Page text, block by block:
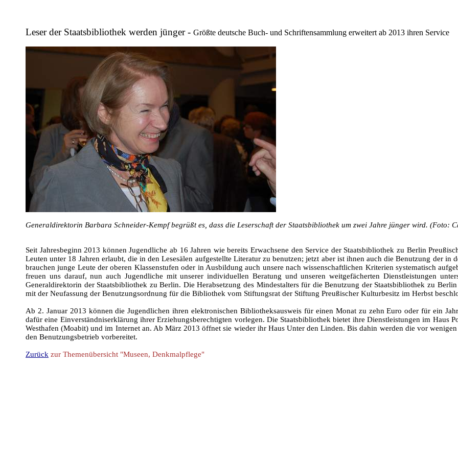
Leser der Staatsbibliothek werden jünger - Größte deutsche Buch- und Schriftensammlung erweitert ab 2013 ihren Service
Generaldirektorin Barbara Schneider-Kempf begrüßt es, dass die Leserschaft der Staatsbibliothek um zwei Jahre jünger wird. (Foto:
Seit Jahresbeginn 2013 können Jugendliche ab 16 Jahren wie bereits Erwachsene den Service der Staatsbibliothek zu Berlin
Leuten unter 18 Jahren erlaubt, die in den Lesesälen aufgestellte Literatur zu benutzen; jetzt aber ist ihnen auch die Benutzung der
brauchen junge Leute der oberen Klassenstufen oder in Ausbildung auch unsere nach wissenschaftlichen Kriterien systematisch
freuen uns darauf, nun auch Jugendliche mit unserer individuellen Beratung und unseren weitgefächerten Dienstleistungen
Generaldirektorin der Staatsbibliothek zu Berlin. Die Herabsetzung des Mindestalters für die Benutzung der Staatsbibliothek zu
mit der Neufassung der Benutzungsordnung für die Bibliothek vom Stiftungsrat der Stiftung Preußischer Kulturbesitz im Herbst
Ab 2. Januar 2013 können die Jugendlichen ihren elektronischen Bibliotheksausweis für einen Monat zu zehn Euro oder für ein
dafür eine Einverständniserklärung ihrer Erziehungsberechtigten vorlegen. Die Staatsbibliothek bietet ihre Dienstleistungen im Haus
Westhafen (Moabit) und im Internet an. Ab März 2013 öffnet sie wieder ihr Haus Unter den Linden. Bis dahin werden die vor
den Benutzungsbetrieb vorbereitet.
Zurück zur Themenübersicht "Museen, Denkmalpflege"